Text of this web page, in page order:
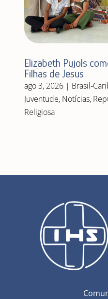
Elizabeth Pujols
Filhas de Jesus
ago 3, 2026| Brasil-
Juventude, Notícias,
Religiosa